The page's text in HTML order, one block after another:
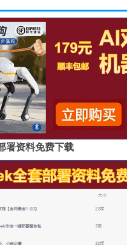
署资料免费下载